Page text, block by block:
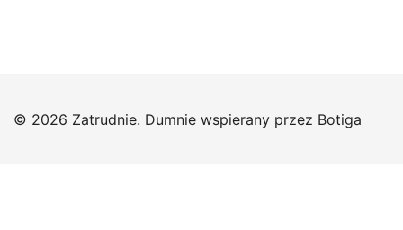
© 2026 Zatrudnie. Dumnie wspierany przez Botiga